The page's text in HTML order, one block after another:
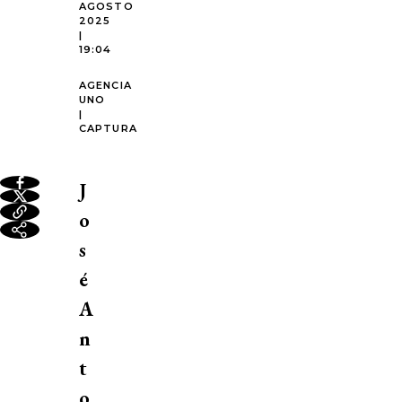
AGOSTO
2025
|
19:04
AGENCIA
UNO
|
CAPTURA
J
o
s
é
A
n
t